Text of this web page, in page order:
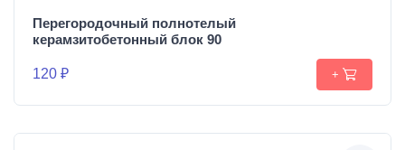
Перегородочный полнотелый
керамзитобетонный блок 90
120 ₽ +